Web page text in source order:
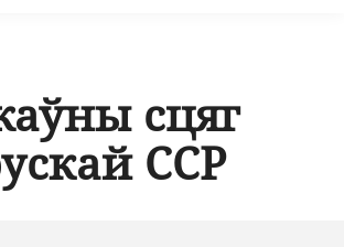
сцяг
ССР